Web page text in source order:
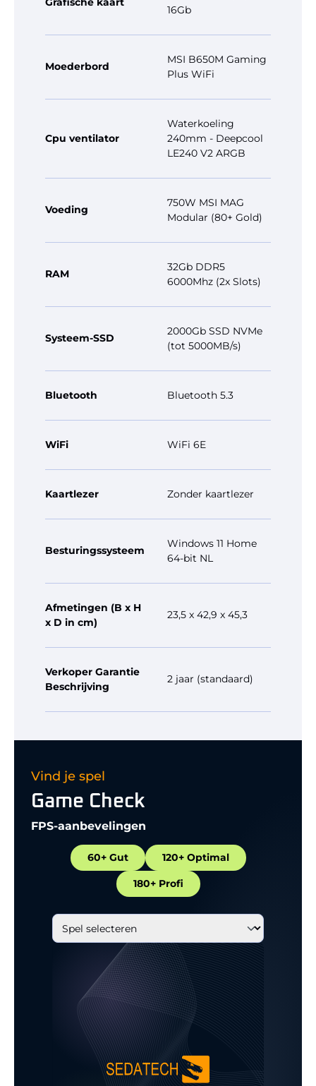
16Gb
Moederbord
MSI B650M Gaming
Plus WiFi
Cpu ventilator
Waterkoeling
240mm - Deepcool
LE240 V2 ARGB
Voeding
750W MSI MAG
Modular (80+ Gold)
RAM
32Gb DDR5
6000Mhz (2x Slots)
Systeem-SSD
2000Gb SSD NVMe
(tot 5000MB/s)
Bluetooth Bluetooth 5.3
WiFi WiFi 6E
Kaartlezer Zonder kaartlezer
Besturingssysteem
Windows 11 Home
64-bit NL
Afmetingen (B x H
x D in cm)
23,5 x 42,9 x 45,3
Verkoper Garantie
Beschrijving
2 jaar (standaard)
Vind je spel
Game Check
FPS-aanbevelingen
60+ Gut 120+ Optimal
180+ Profi